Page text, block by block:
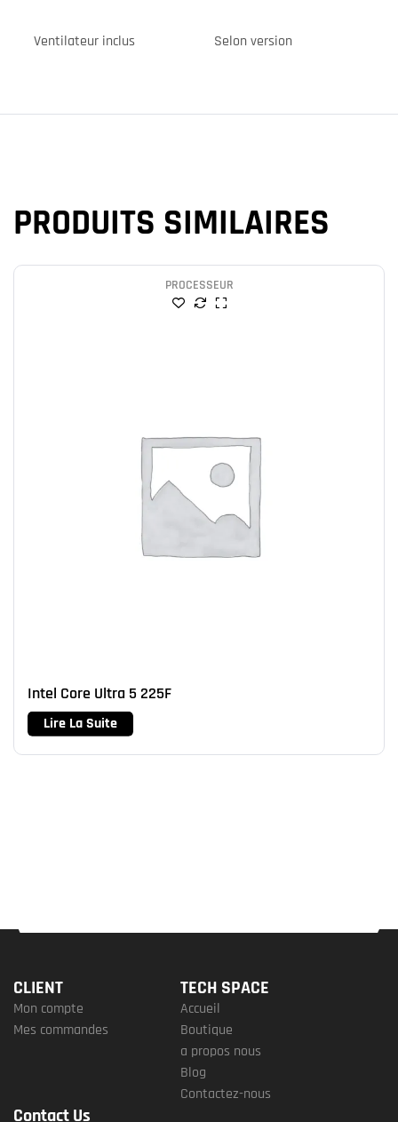
Ventilateur inclus Selon version
PRODUITS SIMILAIRES
PROCESSEUR
Intel Core Ultra 5 225F
Lire La Suite
CLIENT
Mon compte
Mes commandes
TECH SPACE
Accueil
Boutique
a propos nous
Blog
Contactez-nous
Contact Us